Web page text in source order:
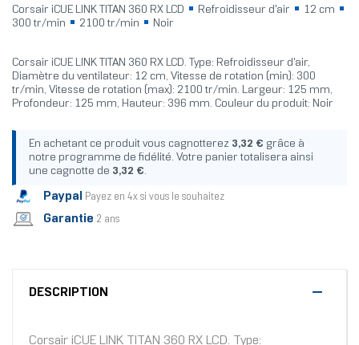
Corsair iCUE LINK TITAN 360 RX LCD Refroidisseur d'air
12 cm
300 tr/min
2100 tr/min Noir
Corsair iCUE LINK TITAN 360 RX LCD. Type: Refroidisseur d'air,
Diamètre du ventilateur: 12 cm, Vitesse de rotation (min): 300
tr/min, Vitesse de rotation (max): 2100 tr/min. Largeur: 125 mm,
Profondeur: 125 mm, Hauteur: 396 mm. Couleur du produit: Noir
En achetant ce produit vous cagnotterez 3,32 € grâce à
notre programme de fidélité. Votre panier totalisera ainsi
une cagnotte de 3,32 €.
Paypal Payez en 4x si vous le souhaitez
Garantie 2 ans
DESCRIPTION
Corsair iCUE LINK TITAN 360 RX LCD. Type: